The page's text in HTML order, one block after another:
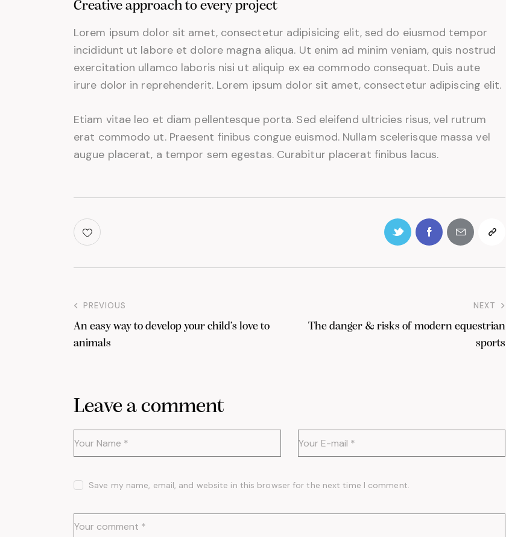
Creative approach to every project
Lorem ipsum dolor sit amet, consectetur adipisicing elit, sed do eiusmod tempor
incididunt ut labore et dolore magna aliqua. Ut enim ad minim veniam, quis nostrud
exercitation ullamco laboris nisi ut aliquip ex ea commodo consequat. Duis aute
irure dolor in reprehenderit. Lorem ipsum dolor sit amet, consectetur adipiscing elit.
Etiam vitae leo et diam pellentesque porta. Sed eleifend ultricies risus, vel rutrum
erat commodo ut. Praesent finibus congue euismod. Nullam scelerisque massa vel
augue placerat, a tempor sem egestas. Curabitur placerat finibus lacus.
PREVIOUS
An easy way to develop your child’s love to
animals
NEXT
The danger & risks of modern equestrian
sports
Leave a comment
Save my name, email, and website in this browser for the next time I comment.